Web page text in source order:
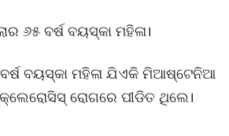
୬୫ ବର୍ଷ ବୟସ୍କା ମହିଳା।
ବୟସ୍କା ମହିଳା ଯିଏକି ମିଆଷ୍ଟେନିଆ
ରୋଗରେ ପୀଡିତ ଥିଲେ।